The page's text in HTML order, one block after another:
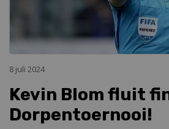
8 juli 2024
Kevin Blom fluit
Dorpentoernooi!